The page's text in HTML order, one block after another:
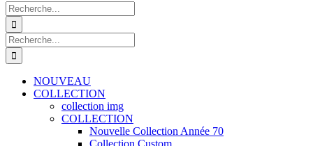
Recherche
de
:
Recherche
de
:
NOUVEAU
COLLECTION
collection img
COLLECTION
Nouvelle Collection Année 70
Collection Custom